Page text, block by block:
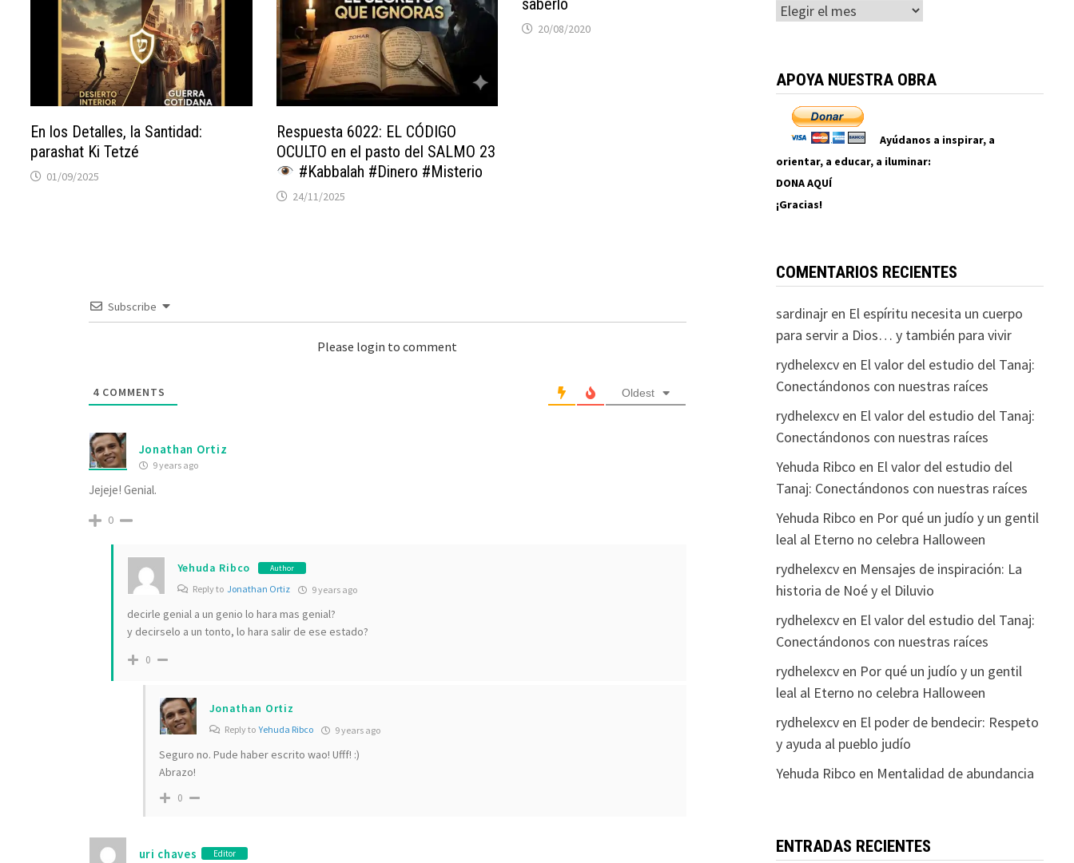
En los Detalles, la Santidad:
parashat Ki Tetzé
01/09/2025
Respuesta 6022: EL CÓDIGO
OCULTO en el pasto del SALMO 23
#Kabbalah #Dinero #Misterio
24/11/2025
saberlo
20/08/2020
Subscribe
Please login to comment
4COMMENTS Oldest
Jonathan Ortiz
9 years ago
Jejeje! Genial.
0
Yehuda Ribco Author
Reply to Jonathan Ortiz 9 years ago
decirle genial a un genio lo hara mas genial?
y decirselo a un tonto, lo hara salir de ese estado?
0
Jonathan Ortiz
Reply toYehuda Ribco 9 years ago
Seguro no. Pude haber escrito wao! Ufff! :)
Abrazo!
0
uri chaves Editor
Archivos
APOYA NUESTRA OBRA
Ayúdanos a inspirar, a
orientar, a educar, a iluminar:
DONA AQUÍ
¡Gracias!
COMENTARIOS RECIENTES
sardinajren El espíritu necesita un cuerpo
para servir a Dios… y también para vivir
rydhelexcven El valor del estudio del Tanaj:
Conectándonos con nuestras raíces
rydhelexcven El valor del estudio del Tanaj:
Conectándonos con nuestras raíces
Yehuda Ribco en El valor del estudio del
Tanaj: Conectándonos con nuestras raíces
Yehuda Ribco en Por qué un judío y un gentil
leal al Eterno no celebra Halloween
rydhelexcven Mensajes de inspiración: La
historia de Noé y el Diluvio
rydhelexcven El valor del estudio del Tanaj:
Conectándonos con nuestras raíces
rydhelexcven Por qué un judío y un gentil
leal al Eterno no celebra Halloween
rydhelexcven El poder de bendecir: Respeto
y ayuda al pueblo judío
Yehuda Ribco en Mentalidad de abundancia
ENTRADAS RECIENTES